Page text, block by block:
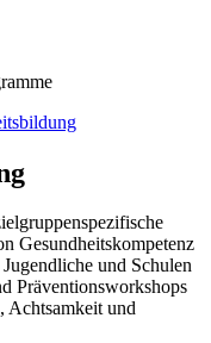
Gesundheitskompetenz
und Schulen
Präventionsworkshops
Achtsamkeit und